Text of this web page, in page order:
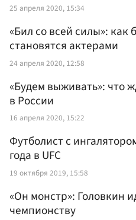
25 апреля 2020, 15:34
«Бил со всей силы»: как
становятся актерами
24 апреля 2020, 12:58
«Будем выживать»: что
в России
16 апреля 2020, 15:22
Футболист с
года в UFC
19 октября 2019, 15:58
«Он монстр»: Головкин
чемпионству